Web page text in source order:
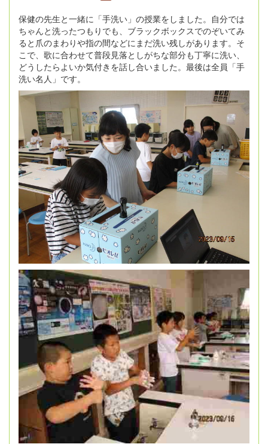
保健の先生と一緒に「手洗い」の授業をしました。自分では
ちゃんと洗ったつもりでも、ブラックボックスでのぞいてみ
ると爪のまわりや指の間などにまだ洗い残しがあります。そ
こで、歌に合わせて普段見落としがちな部分も丁寧に洗い、
どうしたらよいか気付きを話し合いました。最後は全員「手
洗い名人」です。